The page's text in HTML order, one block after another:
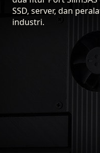
SSD, server, dan
industri.